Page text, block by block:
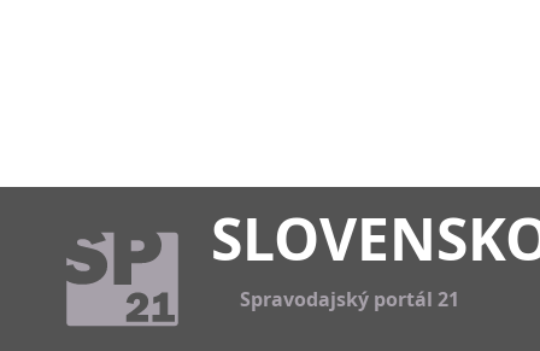
Spravodajský portál 21